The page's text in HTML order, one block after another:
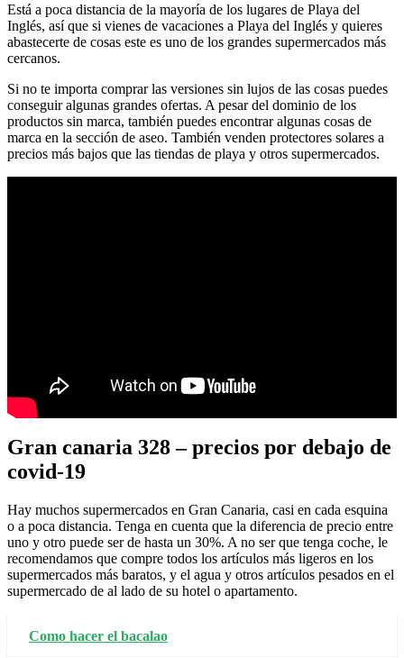
Está a poca distancia de la mayoría de los lugares de Playa del
Inglés, así que si vienes de vacaciones a Playa del Inglés y quieres
abastecerte de cosas este es uno de los grandes supermercados más
cercanos.
Si no te importa comprar las versiones sin lujos de las cosas puedes
conseguir algunas grandes ofertas. A pesar del dominio de los
productos sin marca, también puedes encontrar algunas cosas de
marca en la sección de aseo. También venden protectores solares a
precios más bajos que las tiendas de playa y otros supermercados.
Gran canaria 328 – precios por debajo de
covid-19
Hay muchos supermercados en Gran Canaria, casi en cada esquina
o a poca distancia. Tenga en cuenta que la diferencia de precio entre
uno y otro puede ser de hasta un 30%. A no ser que tenga coche, le
recomendamos que compre todos los artículos más ligeros en los
supermercados más baratos, y el agua y otros artículos pesados en el
supermercado de al lado de su hotel o apartamento.
Como hacer el bacalao